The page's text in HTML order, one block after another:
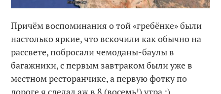
Причём воспоминания о той «гребёнке» были
настолько яркие, что вскочили как обычно на
рассвете, побросали чемоданы-баулы в
багажники, с первым завтраком были уже в
местном ресторанчике, а первую фотку по
дороге я сделал аж в 8 (восемь!) утра :)